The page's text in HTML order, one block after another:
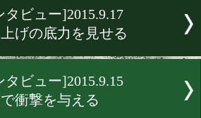
ンタビュー]2015.9.19
ンタビュー]2015.9.17